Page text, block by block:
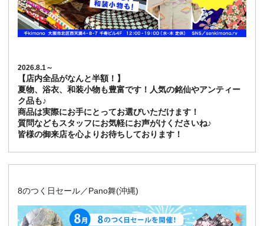
2026.8.1～
【店内全品がなんと半額！】
夏物、浴衣、和装小物も豊富です！人気の銘仙やアンティー
ク品も♪
商品は実際にお手にとってお選びいただけます！
質問などもスタッフにお気軽にお声がけくださいね♪
皆様の御来店を心よりお待ちしております！
8のつく日セール／Pano舞(沖縄)